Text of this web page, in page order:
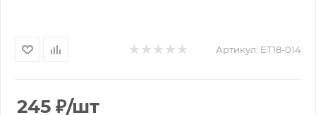
Артикул: ET18-014
245 ₽/шт